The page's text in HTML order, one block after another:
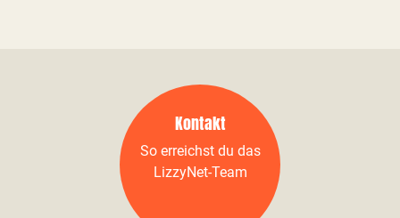
Kontakt
So erreichst du das
LizzyNet-Team